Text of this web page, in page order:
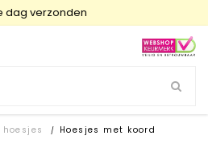
en gratis ruilen
hoesjes / Hoesjes met koord